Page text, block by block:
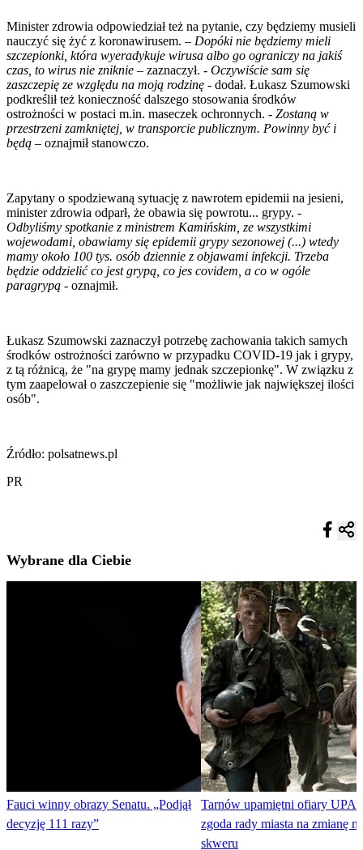
Minister zdrowia odpowiedział też na pytanie, czy będziemy musieli
nauczyć się żyć z koronawirusem. – Dopóki nie będziemy mieli
szczepionki, która wyeradykuje wirusa albo go ograniczy na jakiś
czas, to wirus nie zniknie – zaznaczył. - Oczywiście sam się
zaszczepię ze względu na moją rodzinę - dodał. Łukasz Szumowski
podkreślił też konieczność dalszego stosowania środków
ostrożności w postaci m.in. maseczek ochronnych. - Zostaną w
przestrzeni zamkniętej, w transporcie publicznym. Powinny być i
będą – oznajmił stanowczo.
Zapytany o spodziewaną sytuację z nawrotem epidemii na jesieni,
minister zdrowia odparł, że obawia się powrotu... grypy. -
Odbyliśmy spotkanie z ministrem Kamińskim, ze wszystkimi
wojewodami, obawiamy się epidemii grypy sezonowej (...) wtedy
mamy około 100 tys. osób dziennie z objawami infekcji. Trzeba
będzie oddzielić co jest grypą, co jes covidem, a co w ogóle
paragrypą - oznajmił.
Łukasz Szumowski zaznaczył potrzebę zachowania takich samych
środków ostrożności zarówno w przypadku COVID-19 jak i grypy,
z tą różnicą, że "na grypę mamy jednak szczepionkę". W związku z
tym zaapelował o zaszczepienie się "możliwie jak największej ilości
osób".
Źródło: polsatnews.pl
PR
Wybrane dla Ciebie
Fauci winny obrazy Senatu. „Podjął
decyzję 111 razy”
Tarnów upamiętni ofiary UPA.
zgoda rady miasta na zmianę
skweru